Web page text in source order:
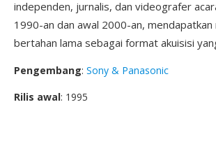
independen, jurnalis, dan videografer
1990-an dan awal 2000-an,
bertahan lama sebagai format akuisisi
Pengembang: Sony & Panasonic
Rilis awal: 1995